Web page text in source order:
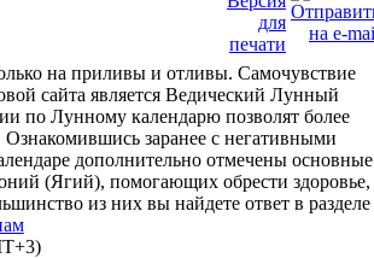
на приливы и отливы. Самочувствие
сайта является Ведический Лунный
по Лунному календарю позволят более
Ознакомившись заранее с негативными
дополнительно отмечены основные
(Ягий), помогающих обрести здоровье,
из них вы найдете ответ в разделе